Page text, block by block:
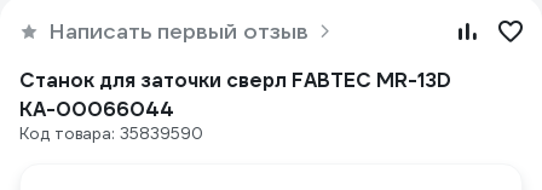
Написать первый отзыв
Станок для заточки сверл FABTEC MR-13D
КА-00066044
Код товара: 35839590